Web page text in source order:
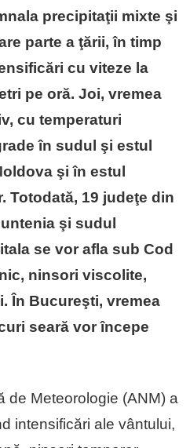
precipitaţii mixte şi
parte a ţării, în timp
cu viteze la
pe oră. Joi, vremea
cu temperaturi
în sudul şi estul
şi în estul
Totodată, 19 judeţe din
şi sudul
se vor afla sub Cod
ninsori viscolite,
În Bucureşti, vremea
seară vor începe
de Meteorologie (ANM) a
intensificări ale vântului,